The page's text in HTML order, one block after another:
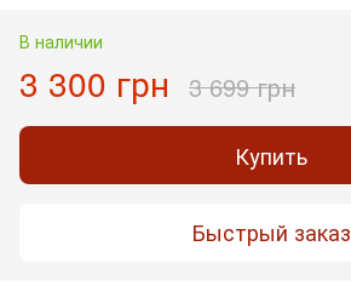
В наличии
3 300 грн 3 699 грн
Купить
Быстрый заказ